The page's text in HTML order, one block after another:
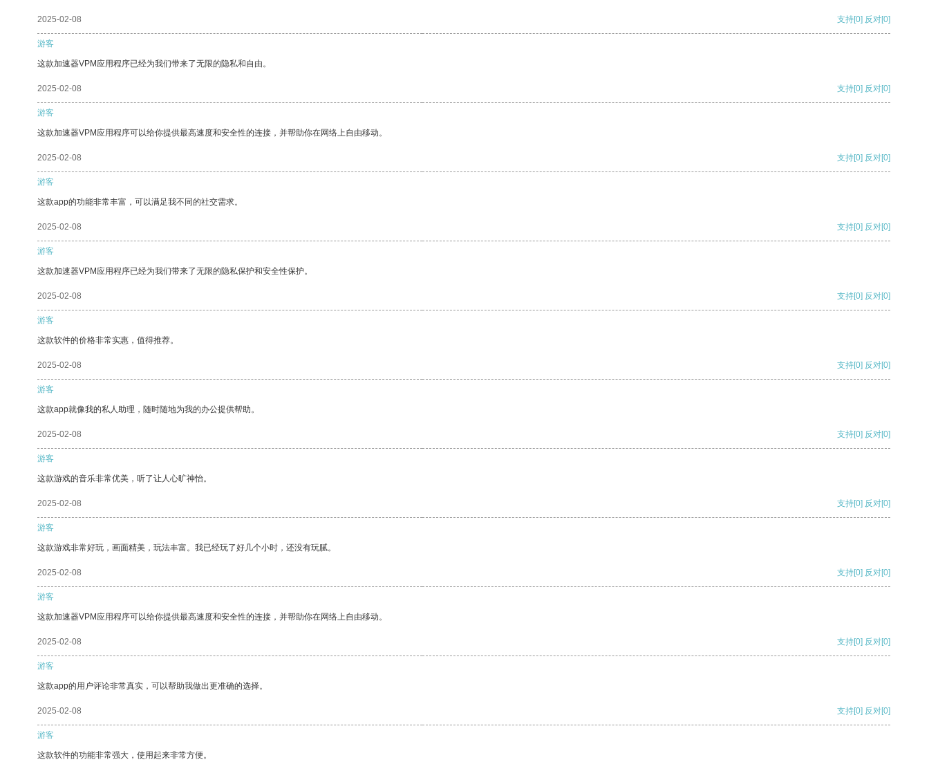
2025-02-08 支持[0] 反对[0]
游客
这款加速器VPM应用程序已经为我们带来了无限的隐私和自由。
2025-02-08 支持[0] 反对[0]
游客
这款加速器VPM应用程序可以给你提供最高速度和安全性的连接，并帮助你在网络上自由移动。
2025-02-08 支持[0] 反对[0]
游客
这款app的功能非常丰富，可以满足我不同的社交需求。
2025-02-08 支持[0] 反对[0]
游客
这款加速器VPM应用程序已经为我们带来了无限的隐私保护和安全性保护。
2025-02-08 支持[0] 反对[0]
游客
这款软件的价格非常实惠，值得推荐。
2025-02-08 支持[0] 反对[0]
游客
这款app就像我的私人助理，随时随地为我的办公提供帮助。
2025-02-08 支持[0] 反对[0]
游客
这款游戏的音乐非常优美，听了让人心旷神怡。
2025-02-08 支持[0] 反对[0]
游客
这款游戏非常好玩，画面精美，玩法丰富。我已经玩了好几个小时，还没有玩腻。
2025-02-08 支持[0] 反对[0]
游客
这款加速器VPM应用程序可以给你提供最高速度和安全性的连接，并帮助你在网络上自由移动。
2025-02-08 支持[0] 反对[0]
游客
这款app的用户评论非常真实，可以帮助我做出更准确的选择。
2025-02-08 支持[0] 反对[0]
游客
这款软件的功能非常强大，使用起来非常方便。